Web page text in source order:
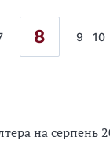
на серпень
8 9 10